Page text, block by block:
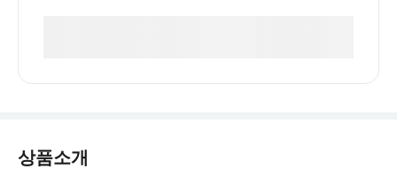
상품소개